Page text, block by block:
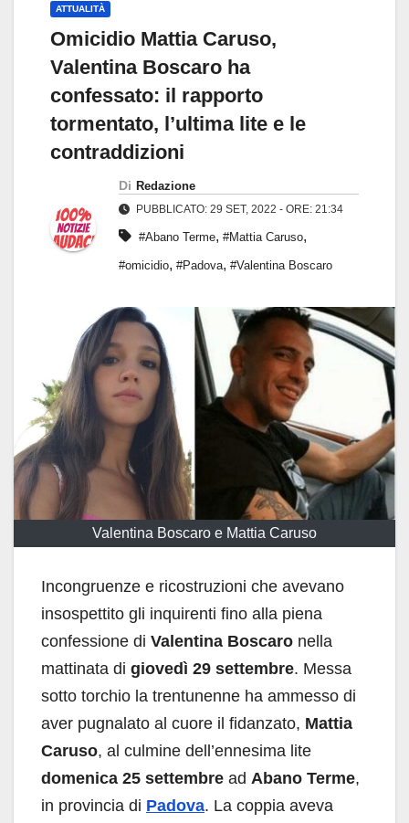
ATTUALITÀ
Omicidio Mattia Caruso,
Valentina Boscaro ha
confessato: il rapporto
tormentato, l’ultima lite e le
contraddizioni
Di Redazione
PUBBLICATO: 29 SET, 2022 - ORE: 21:34
#Abano Terme, #Mattia Caruso,
#omicidio, #Padova, #Valentina Boscaro
Valentina Boscaro e Mattia Caruso
Incongruenze e ricostruzioni che avevano
insospettito gli inquirenti fino alla piena
confessione di Valentina Boscaro nella
mattinata di giovedì 29 settembre. Messa
sotto torchio la trentunenne ha ammesso di
aver pugnalato al cuore il fidanzato, Mattia
Caruso, al culmine dell’ennesima lite
domenica 25 settembre ad Abano Terme,
in provincia di Padova. La coppia aveva